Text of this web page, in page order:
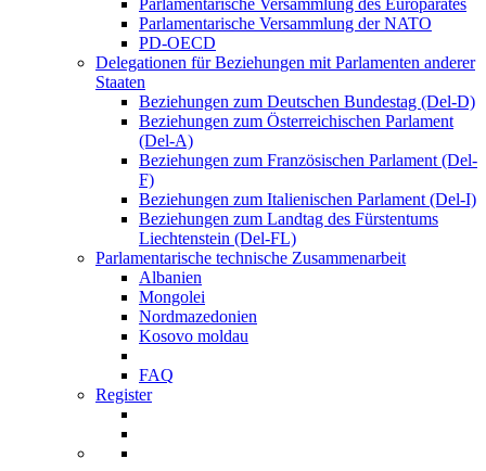
Parlamentarische Versammlung des Europarates
Parlamentarische Versammlung der NATO
PD-OECD
Delegationen für Beziehungen mit Parlamenten anderer
Staaten
Beziehungen zum Deutschen Bundestag (Del-D)
Beziehungen zum Österreichischen Parlament
(Del-A)
Beziehungen zum Französischen Parlament (Del-
F)
Beziehungen zum Italienischen Parlament (Del-I)
Beziehungen zum Landtag des Fürstentums
Liechtenstein (Del-FL)
Parlamentarische technische Zusammenarbeit
Albanien
Mongolei
Nordmazedonien
Kosovo moldau
FAQ
Register